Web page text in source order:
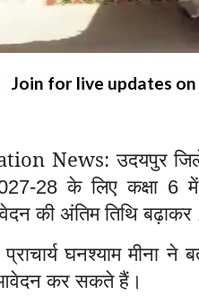
Join for live updates on
News: उदयपुर
28के लिए कक्षा 6
की अंतिम तिथि बढ़ाकर
घनश्याम मीना ने
कर सकते हैं।